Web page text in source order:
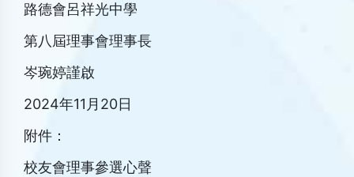
路德會呂祥光中學
第八屆理事會理事長
岑琬婷謹啟
2024年11月20日
附件：
校友會理事參選心聲